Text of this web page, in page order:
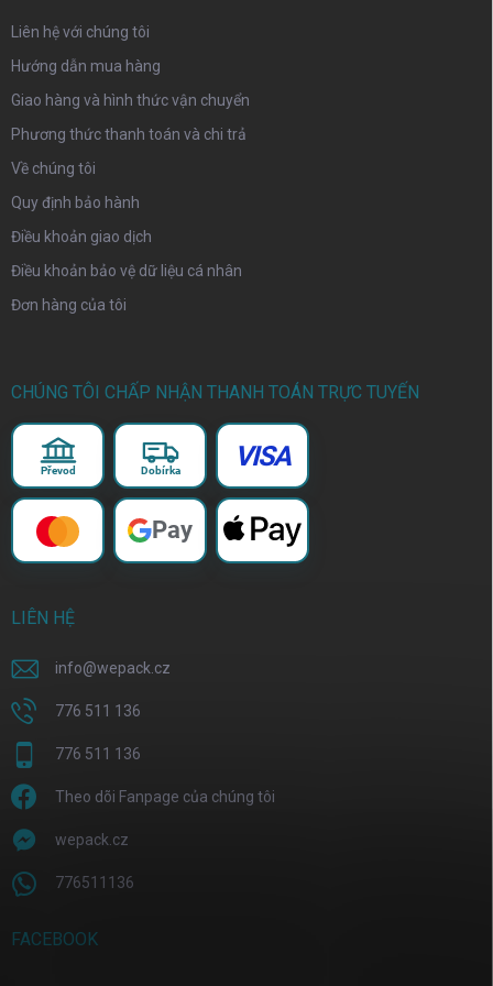
Liên hệ với chúng tôi
Hướng dẫn mua hàng
Giao hàng và hình thức vận chuyển
Phương thức thanh toán và chi trả
Về chúng tôi
Quy định bảo hành
Điều khoản giao dịch
Điều khoản bảo vệ dữ liệu cá nhân
Đơn hàng của tôi
CHÚNG TÔI CHẤP NHẬN THANH TOÁN TRỰC TUYẾN
Převod Dobírka VISA
Pay
LIÊN HỆ
info@wepack.cz
776 511 136
776 511 136
Theo dõi Fanpage của chúng tôi
wepack.cz
776511136
FACEBOOK